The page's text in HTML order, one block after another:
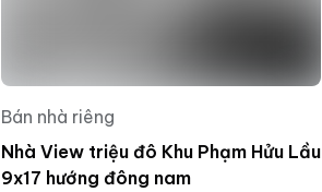
Bán nhà riêng
Nhà View triệu đô Khu Phạm Hửu Lầu
9x17 hướng đông nam